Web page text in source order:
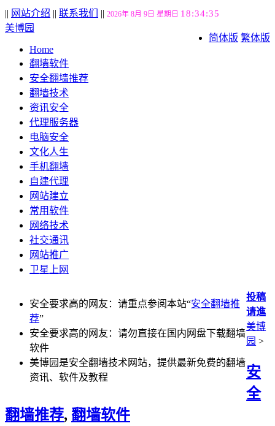
|| 网站介绍 || 联系我们 || 2026年 8月 9日 星期日 18:34:36
简体版 繁体版
美博园
Home
翻墙软件
安全翻墙推荐
翻墙技术
资讯安全
代理服务器
电脑安全
文化人生
手机翻墙
自建代理
网站建立
常用软件
网络技术
社交通讯
网站推广
卫星上网
安全要求高的网友：请重点参阅本站“安全翻墙推
荐”
安全要求高的网友：请勿直接在国内网盘下载翻墙
软件
美博园是安全翻墙技术网站，提供最新免费的翻墙
资讯、软件及教程
投稿
请進
美博
园 >
安
全
翻墙推荐, 翻墙软件